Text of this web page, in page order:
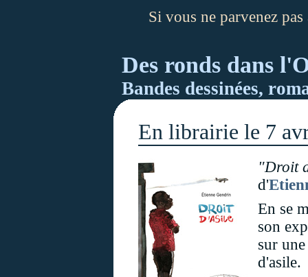
Si vous ne parvenez
Des ronds dans
Bandes dessinées,
En librairie le 7
"Droit
d'
En se
son
sur
d'asile.